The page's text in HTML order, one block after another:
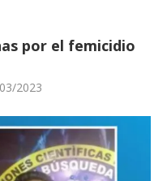
por el femicidio
2023